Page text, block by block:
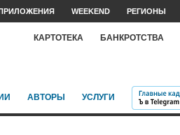
WEEKEND РЕГИОНЫ
КАРТОТЕКА БАНКРОТСТВА
АВТОРЫ УСЛУГИ